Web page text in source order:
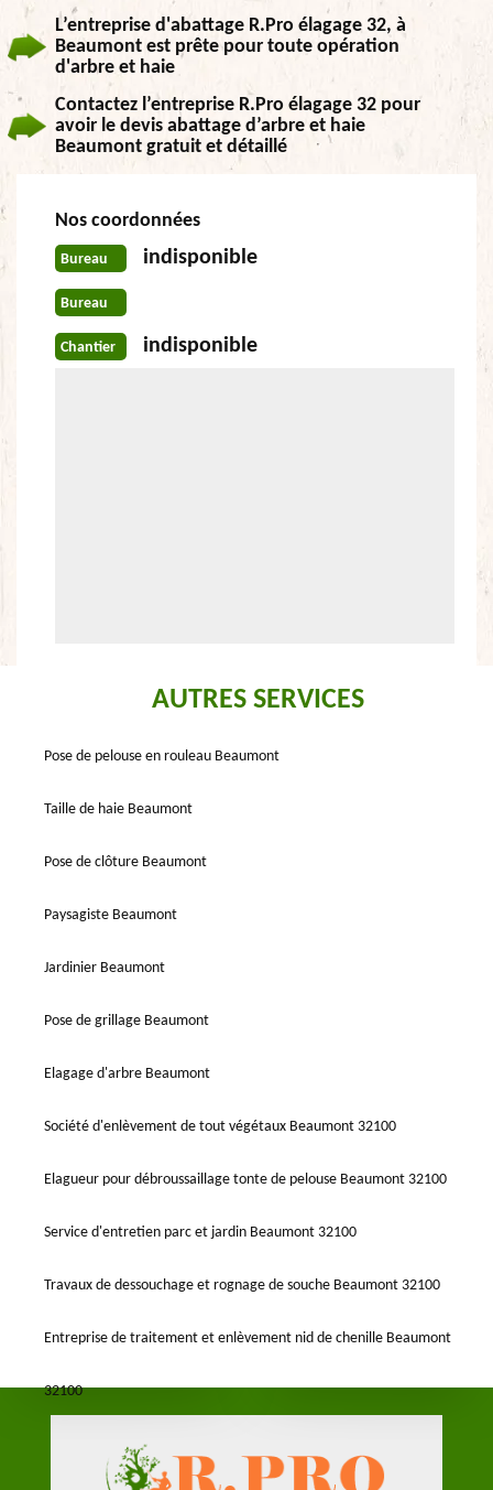
L’entreprise d'abattage R.Pro élagage 32, à
Beaumont est prête pour toute opération
d'arbre et haie
Contactez l’entreprise R.Pro élagage 32 pour
avoir le devis abattage d’arbre et haie
Beaumont gratuit et détaillé
Nos coordonnées
Bureau indisponible
Bureau
Chantier indisponible
AUTRES SERVICES
Pose de pelouse en rouleau Beaumont
Taille de haie Beaumont
Pose de clôture Beaumont
Paysagiste Beaumont
Jardinier Beaumont
Pose de grillage Beaumont
Elagage d'arbre Beaumont
Société d'enlèvement de tout végétaux Beaumont 32100
Elagueur pour débroussaillage tonte de pelouse Beaumont 32100
Service d'entretien parc et jardin Beaumont 32100
Travaux de dessouchage et rognage de souche Beaumont 32100
Entreprise de traitement et enlèvement nid de chenille Beaumont
32100